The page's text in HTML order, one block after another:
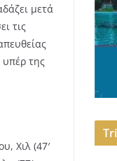
μετά
τις
της
Χιλ (47′